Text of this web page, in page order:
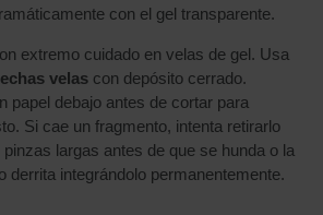
con el gel transparente.
extremo cuidado en velas de gel. Usa
velas con depósito cerrado.
papel debajo antes de cortar para
Si cae un fragmento, intenta retirarlo
largas antes de que se hunda o la
derrita integrándolo permanentemente.